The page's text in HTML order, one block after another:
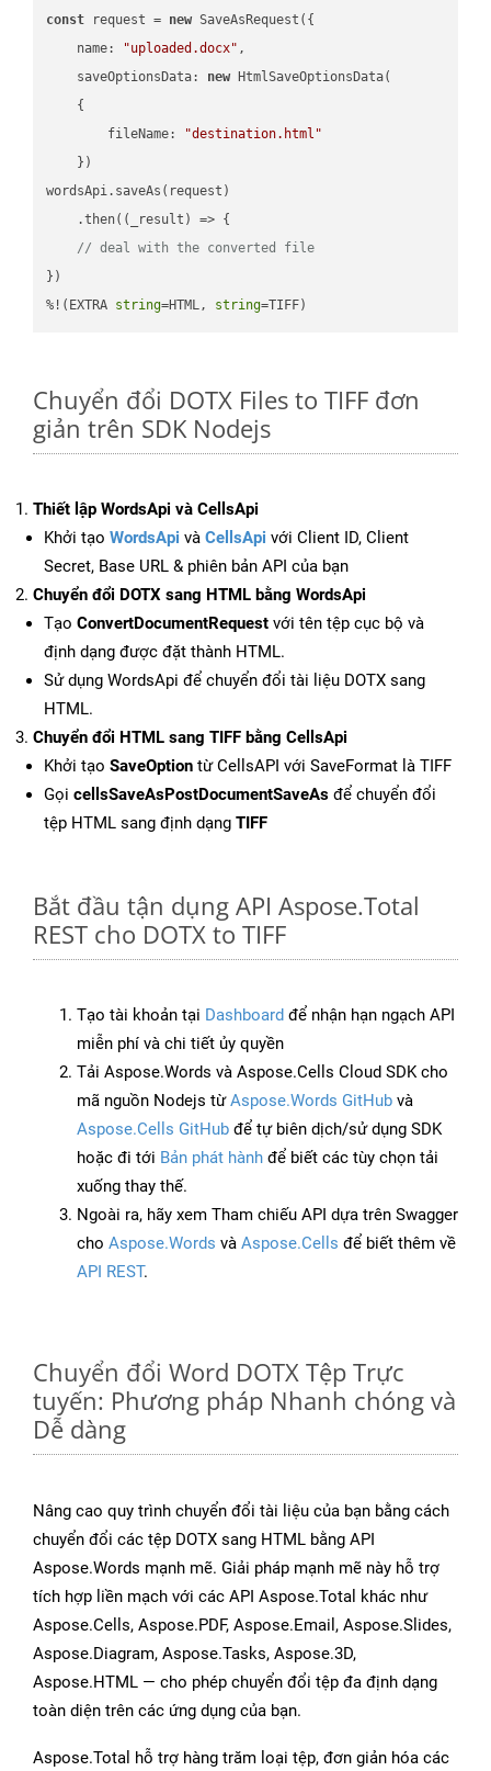
const request = new SaveAsRequest({
name: "uploaded.docx" ,
saveOptionsData: new HtmlSaveOptionsData(
    {
fileName:
"destination.html"
    })
wordsApi.saveAs(request)
    .then(
( _result ) => {
// deal with the converted file
})
%!(EXTRA string=HTML, string=TIFF)
Chuyển đổi DOTX Files to TIFF đơn
giản trên SDK Nodejs
Thiết lập WordsApi và CellsApi
Khởi tạo WordsApi và CellsApi với Client ID, Client
Secret, Base URL & phiên bản API của bạn
Chuyển đổi DOTX sang HTML bằng WordsApi
Tạo ConvertDocumentRequest với tên tệp cục bộ và
định dạng được đặt thành HTML.
Sử dụng WordsApi để chuyển đổi tài liệu DOTX sang
HTML.
Chuyển đổi HTML sang TIFF bằng CellsApi
Khởi tạo SaveOption từ CellsAPI với SaveFormat là TIFF
Gọi cellsSaveAsPostDocumentSaveAs để chuyển đổi
tệp HTML sang định dạng TIFF
Bắt đầu tận dụng API Aspose.Total
REST cho DOTX to TIFF
Tạo tài khoản tại Dashboard để nhận hạn ngạch API
miễn phí và chi tiết ủy quyền
Tải Aspose.Words và Aspose.Cells Cloud SDK cho
mã nguồn Nodejs từAspose.Words GitHub và
Aspose.Cells GitHub để tự biên dịch/sử dụng SDK
hoặc đi tới Bản phát hành để biết các tùy chọn tải
xuống thay thế.
Ngoài ra, hãy xem Tham chiếu API dựa trên Swagger
cho Aspose.Words và Aspose.Cells để biết thêm về
API REST.
Chuyển đổi Word DOTX Tệp Trực
tuyến: Phương pháp Nhanh chóng và
Dễ dàng
Nâng cao quy trình chuyển đổi tài liệu của bạn bằng cách
chuyển đổi các tệp DOTX sang HTML bằng API
Aspose.Words mạnh mẽ. Giải pháp mạnh mẽ này hỗ trợ
tích hợp liền mạch với các API Aspose.Total khác như
Aspose.Cells, Aspose.PDF, Aspose.Email, Aspose.Slides,
Aspose.Diagram, Aspose.Tasks, Aspose.3D,
Aspose.HTML — cho phép chuyển đổi tệp đa định dạng
toàn diện trên các ứng dụng của bạn.
Aspose.Total hỗ trợ hàng trăm loại tệp, đơn giản hóa các